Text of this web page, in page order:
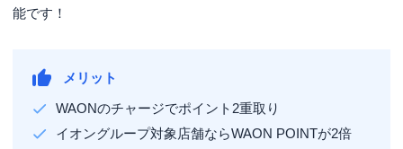
能です！
メリット
WAONのチャージでポイント2重取り
イオングループ対象店舗ならWAON POINTが2倍